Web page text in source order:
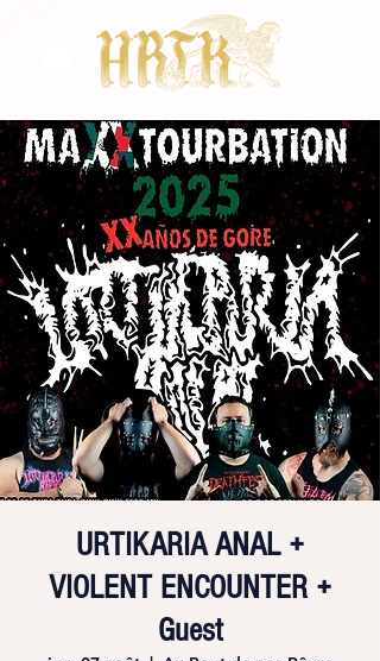
URTIKARIA ANAL +
VIOLENT ENCOUNTER +
Guest